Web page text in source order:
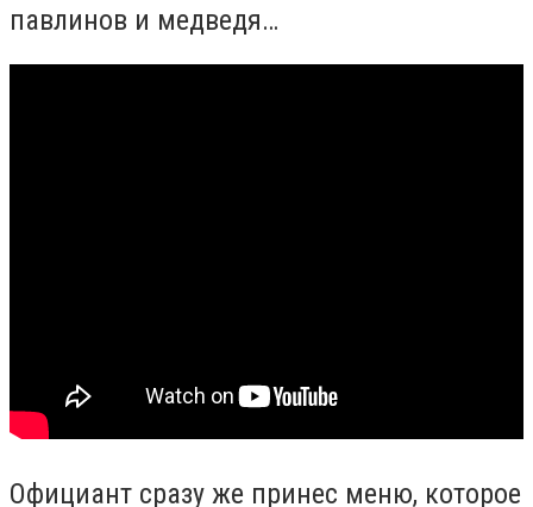
павлинов и медведя…
Официант сразу же принес меню, которое